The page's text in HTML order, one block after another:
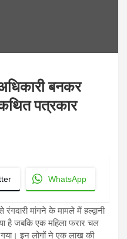
बनकर
कथित पत्रकार
WhatsApp
से रंगदारी मांगने के मामले में हल्द्वानी
है जबकि एक महिला फरार चल
इन लोगों ने एक लाख की